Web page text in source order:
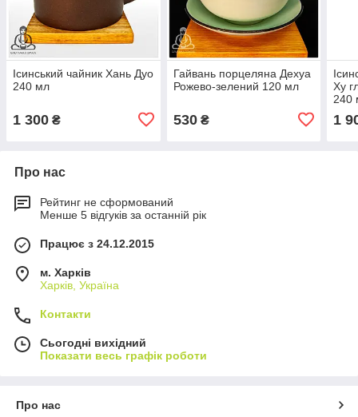
Ісинський чайник Хань Дуо
240 мл
1 300 ₴
Гайвань порцеляна Дехуа
Рожево-зелений 120 мл
530₴
Ху
240
1
Про нас
Рейтинг не сформований
Менше 5 відгуків за останній рік
Працює з 24.12.2015
м. Харків
Харків, Україна
Контакти
Сьогодні вихідний
Показати весь графік роботи
Про нас